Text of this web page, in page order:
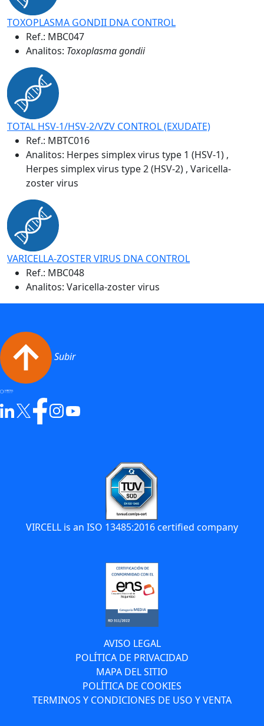
TOXOPLASMA GONDII DNA CONTROL
Ref.: MBC047
Analitos: Toxoplasma gondii
TOTAL HSV-1/HSV-2/VZV CONTROL (EXUDATE)
Ref.: MBTC016
Analitos: Herpes simplex virus type 1 (HSV-1) ,
Herpes simplex virus type 2 (HSV-2) , Varicella-
zoster virus
VARICELLA-ZOSTER VIRUS DNA CONTROL
Ref.: MBC048
Analitos: Varicella-zoster virus
Subir
VIRCELL is an ISO 13485:2016 certified company
AVISO LEGAL
POLÍTICA DE PRIVACIDAD
MAPA DEL SITIO
POLÍTICA DE COOKIES
TERMINOS Y CONDICIONES DE USO Y VENTA